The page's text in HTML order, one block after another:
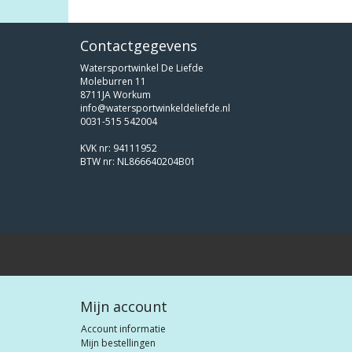
Contactgegevens
Watersportwinkel De Liefde
Moleburren 11
8711JA Workum
info@watersportwinkeldeliefde.nl
0031-515 542004
KVK nr: 94111952
BTW nr: NL866640204B01
Mijn account
Account informatie
Mijn bestellingen